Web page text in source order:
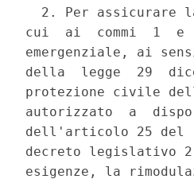
2. Per assicurare
cui  ai  commi  1  e
emergenziale, ai
della  legge  29
protezione civile
autorizzato  a
dell'articolo 25
decreto legislativo
esigenze, la